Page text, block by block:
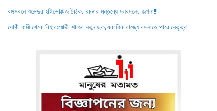
বঙ্গভবনে শুভেন্দুর হাইভোল্টেজ বৈঠক, রচনার মন্তব্যে দলবদলের জল্পনা!!!
যোগী-ধামী থেকে বিহার:মোদী-শাহের নতুন ছক,একাধিক রাজ্যে বদলাতে পারে নেতৃত্ব!